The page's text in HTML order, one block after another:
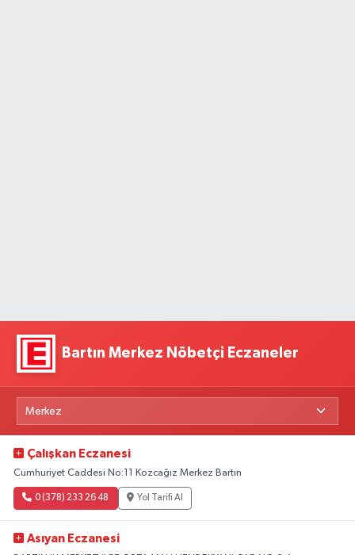
Bartın Merkez Nöbetçi Eczaneler
Çalışkan Eczanesi
Cumhuriyet Caddesi No:11 Kozcağız Merkez Bartın
0 (378) 233 26 48 Yol Tarifi Al
Asıyan Eczanesi